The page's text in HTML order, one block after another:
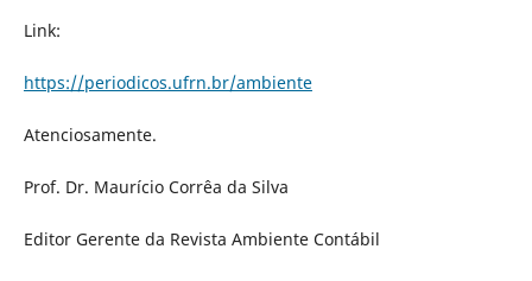
Link:
https://periodicos.ufrn.br/ambiente
Atenciosamente.
Prof. Dr. Maurício Corrêa da Silva
Editor Gerente da Revista Ambiente Contábil